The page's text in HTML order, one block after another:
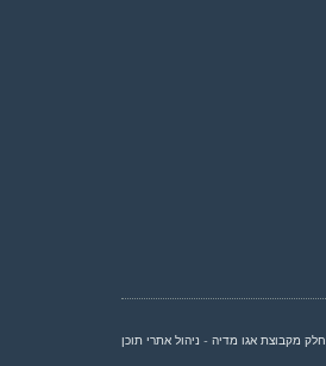
חלק מקבוצת אגו מדיה - ניהול אתרי תוכן